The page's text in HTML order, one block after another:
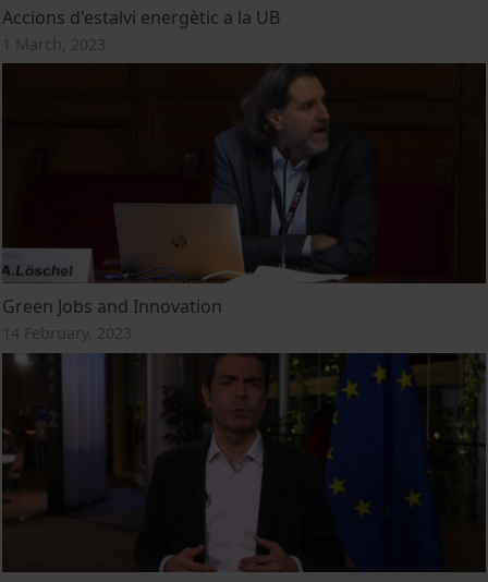
Accions d'estalvi energètic a la UB
1 March, 2023
Green Jobs and Innovation
14 February, 2023